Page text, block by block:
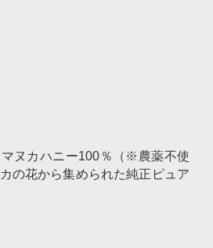
ヌカハニー100％（※農薬不使
の花から集められた純正ピュア